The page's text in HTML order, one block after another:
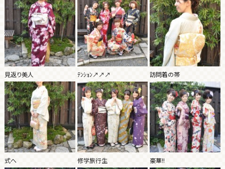
見返り美人 ﾃﾝｼｮﾝ↗↗↗ 訪問着の帯
式へ 修学旅行生 豪華!!